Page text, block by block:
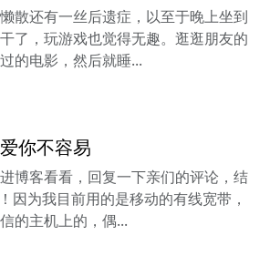
散还有一丝后遗症，以至于晚上坐到
了，玩游戏也觉得无趣。逛逛朋友的
的电影，然后就睡...
你不容易
博客看看，回复一下亲们的评论，结
为我目前用的是移动的有线宽带，
的主机上的，偶...